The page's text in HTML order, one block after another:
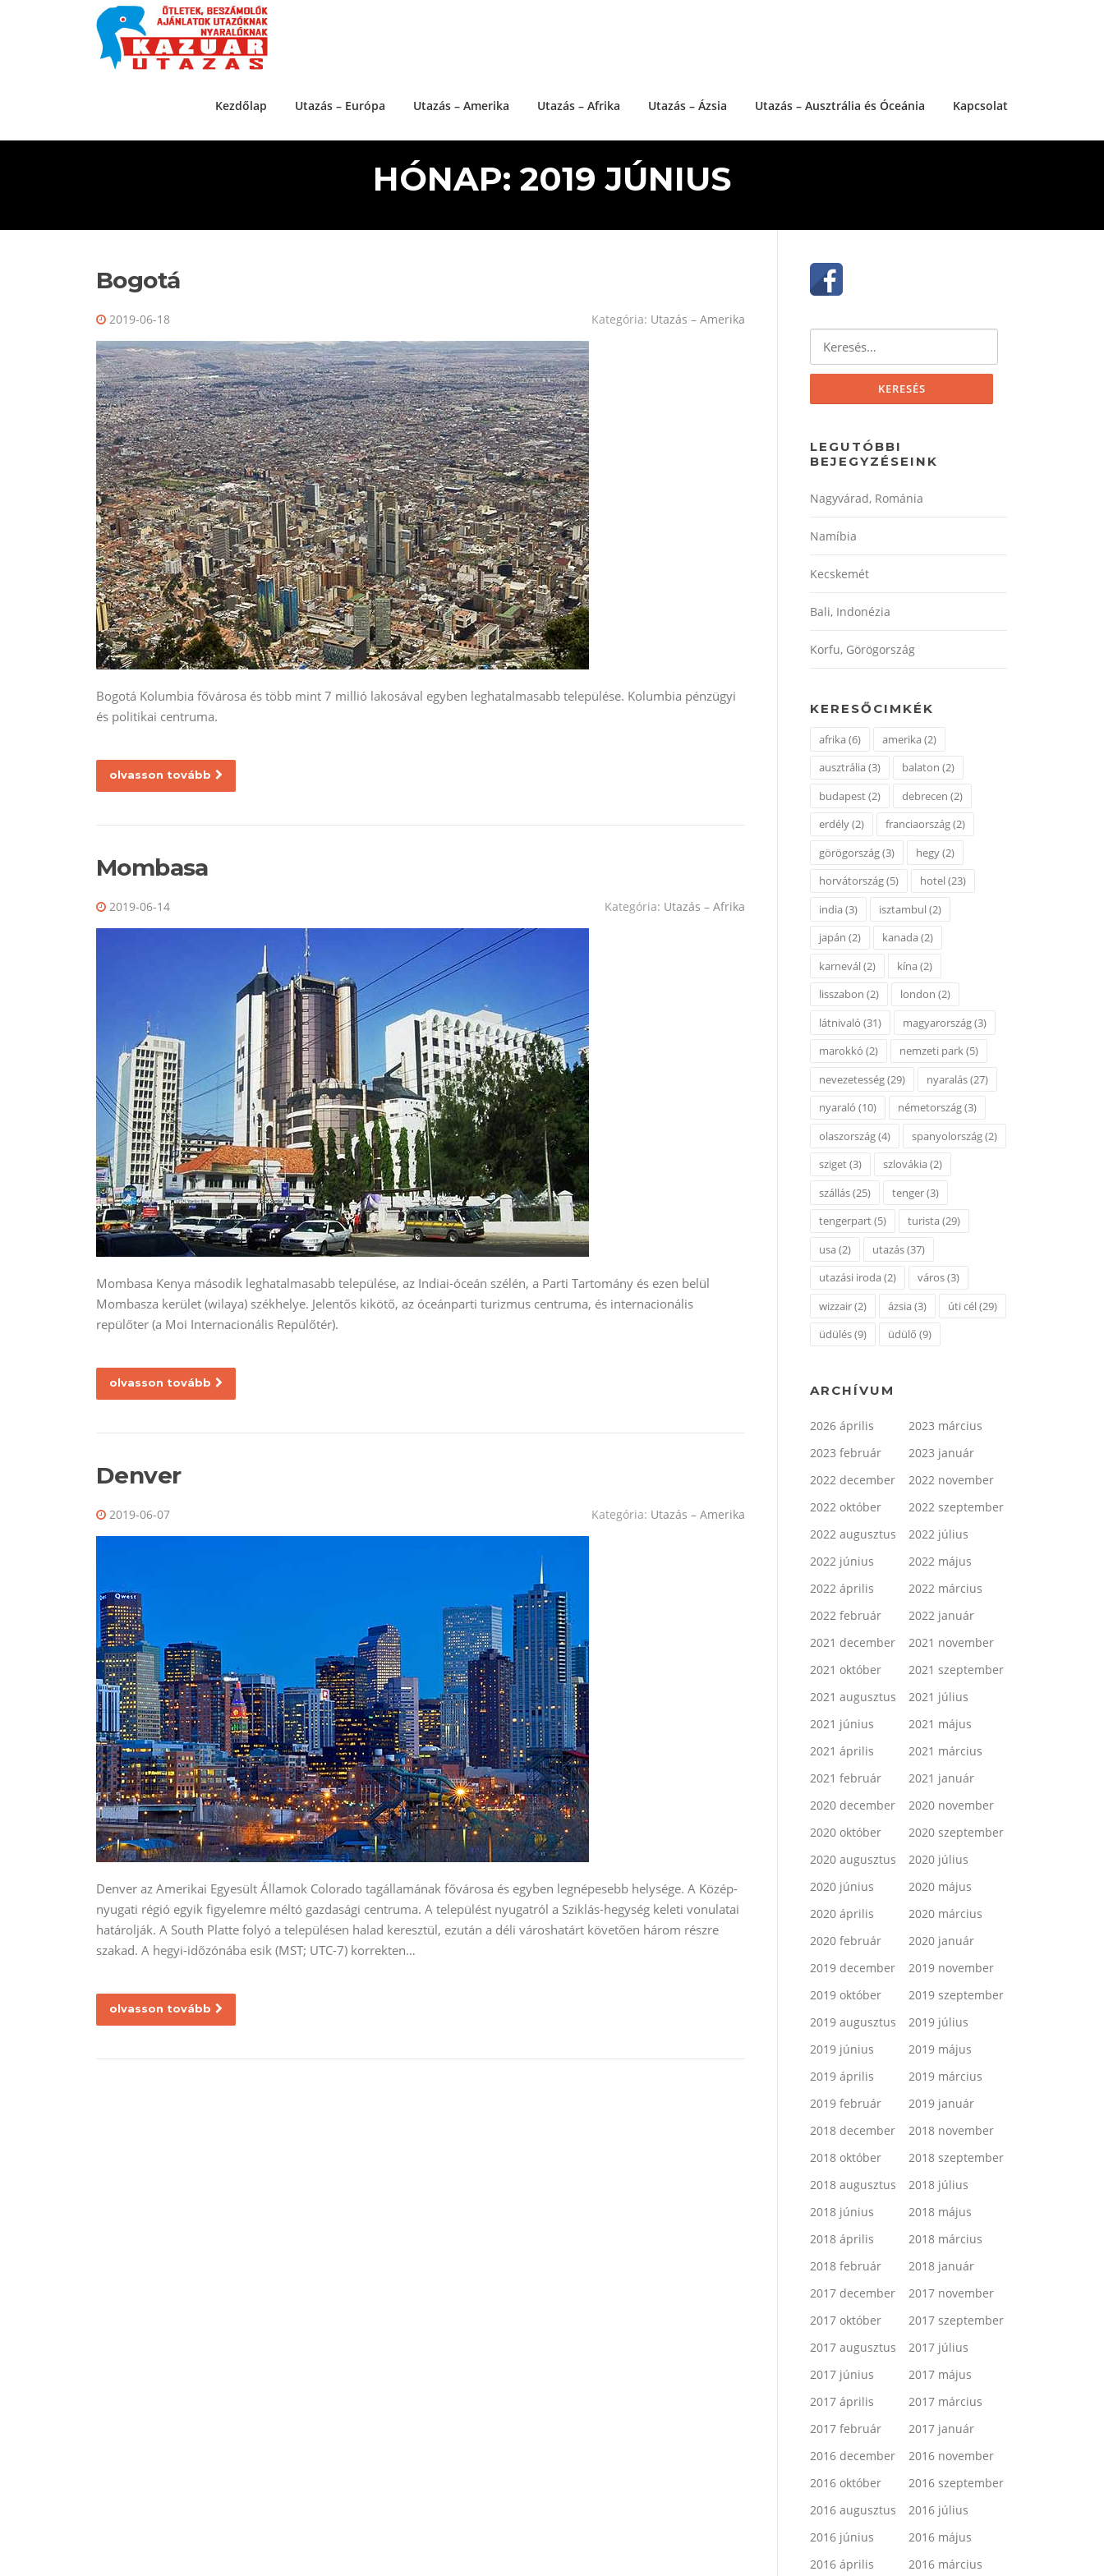
Ugrás a tartalomra
Kezdőlap Utazás – Európa Utazás – Amerika Utazás – Afrika Utazás – Ázsia Utazás – Ausztrália és Óceánia Kapcsolat
HÓNAP: 2019 JÚNIUS
Bogotá
2019-06-18 Kategória: Utazás – Amerika
Bogotá Kolumbia fővárosa és több mint 7 millió lakosával egyben leghatalmasabb települése. Kolumbia pénzügyi
és politikai centruma.
olvasson tovább
Mombasa
2019-06-14 Kategória: Utazás – Afrika
Mombasa Kenya második leghatalmasabb települése, az Indiai-óceán szélén, a Parti Tartomány és ezen belül
Mombasza kerület (wilaya) székhelye. Jelentős kikötő, az óceánparti turizmus centruma, és internacionális
repülőter (a Moi Internacionális Repülőtér).
olvasson tovább
Denver
2019-06-07 Kategória: Utazás – Amerika
Denver az Amerikai Egyesült Államok Colorado tagállamának fővárosa és egyben legnépesebb helysége. A Közép-
nyugati régió egyik figyelemre méltó gazdasági centruma. A települést nyugatról a Sziklás-hegység keleti vonulatai
határolják. A South Platte folyó a településen halad keresztül, ezután a déli városhatárt követően három részre
szakad. A hegyi-időzónába esik (MST; UTC-7) korrekten…
olvasson tovább
Keresés:
LEGUTÓBBI
BEJEGYZÉSEINK
Nagyvárad, Románia
Namíbia
Kecskemét
Bali, Indonézia
Korfu, Görögország
KERESŐCIMKÉK
afrika(6) amerika(2)
ausztrália(3) balaton (2)
budapest(2) debrecen (2)
erdély(2) franciaország(2)
görögország(3) hegy(2)
horvátország(5) hotel(23)
india(3) isztambul(2)
japán (2) kanada(2)
karnevál(2) kína(2)
lisszabon (2) london (2)
látnivaló (31) magyarország(3)
marokkó (2) nemzeti park(5)
nevezetesség(29) nyaralás(27)
nyaraló (10) németország(3)
olaszország(4) spanyolország(2)
sziget(3) szlovákia(2)
szállás(25) tenger(3)
tengerpart(5) turista(29)
usa(2) utazás(37)
utazási iroda(2) város(3)
wizzair(2) ázsia(3) úti cél(29)
üdülés(9) üdülő (9)
ARCHÍVUM
2026 április
2023 március
2023 február
2023 január
2022 december
2022 november
2022 október
2022 szeptember
2022 augusztus
2022 július
2022 június
2022 május
2022 április
2022 március
2022 február
2022 január
2021 december
2021 november
2021 október
2021 szeptember
2021 augusztus
2021 július
2021 június
2021 május
2021 április
2021 március
2021 február
2021 január
2020 december
2020 november
2020 október
2020 szeptember
2020 augusztus
2020 július
2020 június
2020 május
2020 április
2020 március
2020 február
2020 január
2019 december
2019 november
2019 október
2019 szeptember
2019 augusztus
2019 július
2019 június
2019 május
2019 április
2019 március
2019 február
2019 január
2018 december
2018 november
2018 október
2018 szeptember
2018 augusztus
2018 július
2018 június
2018 május
2018 április
2018 március
2018 február
2018 január
2017 december
2017 november
2017 október
2017 szeptember
2017 augusztus
2017 július
2017 június
2017 május
2017 április
2017 március
2017 február
2017 január
2016 december
2016 november
2016 október
2016 szeptember
2016 augusztus
2016 július
2016 június
2016 május
2016 április
2016 március